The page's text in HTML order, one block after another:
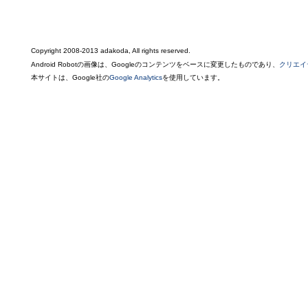
Copyright 2008-2013 adakoda, All rights reserved.
Android Robotの画像は、Googleのコンテンツをベースに変更したものであり、 クリエ
本サイトは、Google社のGoogle Analyticsを使用しています。